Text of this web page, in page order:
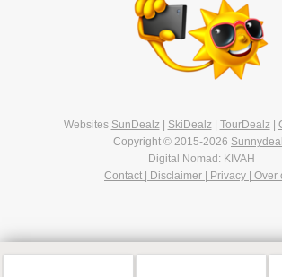
Websites SunDealz| SkiDealz| TourDealz|
Copyright © 2015-2026
Digital Nomad: KIVAH
Contact | Disclaimer | Privacy | Over